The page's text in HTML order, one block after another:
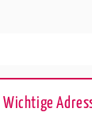
Wichtige